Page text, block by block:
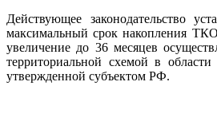
Действующее законодательство
максимальный срок накопления
увеличение до 36 месяцев
территориальной схемой в
утвержденной субъектом РФ.